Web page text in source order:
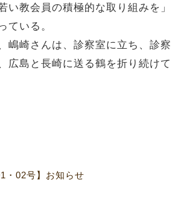
い教会員の積極的な取り組みを」
ている。
嶋崎さんは、診察室に立ち、診察
広島と長崎に送る鶴を折り続けて
・02号】お知らせ